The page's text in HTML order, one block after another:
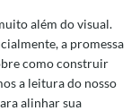
além do visual.
a promessa
como construir
a leitura do nosso
alinhar sua